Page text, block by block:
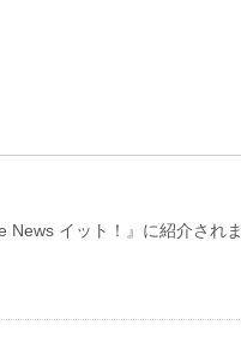
News イット！』に紹介されま